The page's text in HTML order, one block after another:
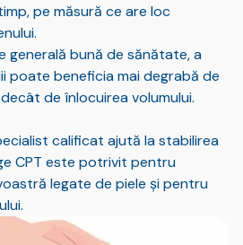
pe măsură ce are loc
generală bună de sănătate, a
poate beneficia mai degrabă de
de înlocuirea volumului.
calificat ajută la stabilirea
CPT este potrivit pentru
legate de piele și pentru